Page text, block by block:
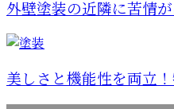
外壁塗装の近隣に苦情
美しさと機能性を両立